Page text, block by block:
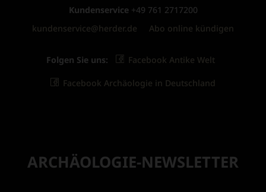
Kundenservice +49 761 2717200
kundenservice@herder.de
Abo online kündigen
Folgen Sie uns: Facebook Antike Welt
Facebook Archäologie in Deutschland
ARCHÄOLOGIE-NEWSLETTER